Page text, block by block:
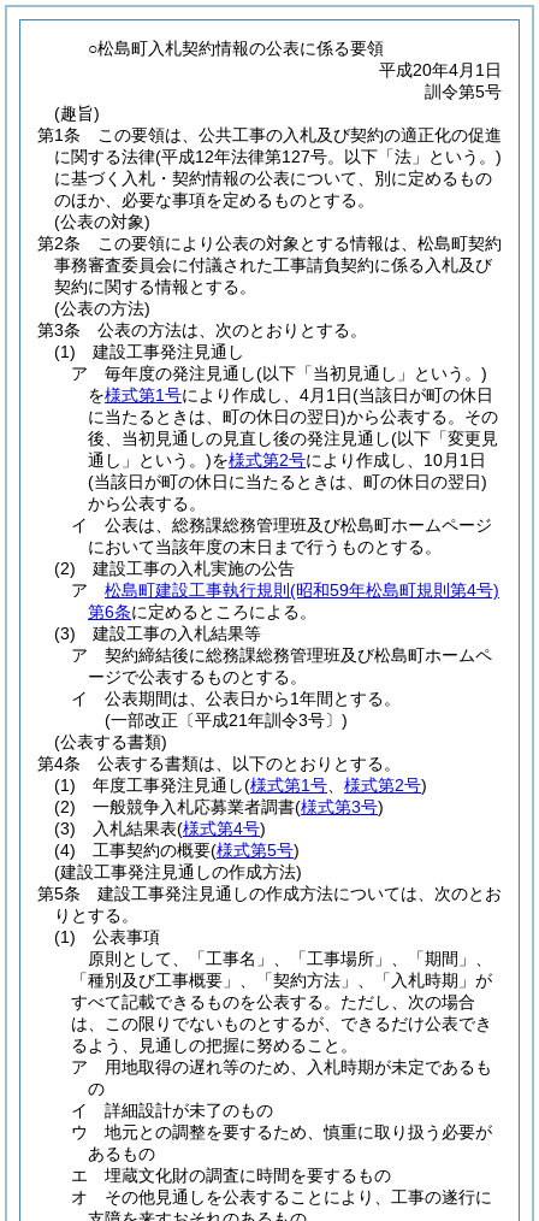
○松島町入札契約情報の公表に係る要領
平成20年4月1日
訓令第5号
(趣旨)
第1条
この要領は、公共工事の入札及び契約の適正化の促進
に関する法律(平成12年法律第127号。以下「法」という。)
に基づく入札・契約情報の公表について、別に定めるもの
のほか、必要な事項を定めるものとする。
(公表の対象)
第2条
この要領により公表の対象とする情報は、松島町契約
事務審査委員会に付議された工事請負契約に係る入札及び
契約に関する情報とする。
(公表の方法)
第3条
公表の方法は、次のとおりとする。
(1)
建設工事発注見通し
ア
毎年度の発注見通し(以下「当初見通し」という。)
を様式第1号により作成し、4月1日(当該日が町の休日
に当たるときは、町の休日の翌日)から公表する。 その
後、当初見通しの見直し後の発注見通し(以下「変更見
通し」という。)を様式第2号により作成し、10月1日
(当該日が町の休日に当たるときは、町の休日の翌日)
から公表する。
イ
公表は、総務課総務管理班及び松島町ホームページ
において当該年度の末日まで行うものとする。
(2)
建設工事の入札実施の公告
ア
松島町建設工事執行規則 (昭和59年松島町規則第4号)
第6条に定めるところによる。
(3)
建設工事の入札結果等
ア
契約締結後に総務課総務管理班及び松島町ホームペ
ージで公表するものとする。
イ
公表期間は、公表日から1年間とする。
(一部改正〔平成21年訓令3号〕)
(公表する書類)
第4条
公表する書類は、以下のとおりとする。
(1)
年度工事発注見通し(様式第1号 様式第2号)
(2)
一般競争入札応募業者調書(様式第3号)
(3)
入札結果表(様式第4号)
(4)
工事契約の概要(様式第5号)
(建設工事発注見通しの作成方法)
第5条
建設工事発注見通しの作成方法については、次のとお
りとする。
(1)
公表事項
原則として、「工事名」、「工事場所」、「期間」、
「種別及び工事概要」、「契約方法」、「入札時期」が
すべて記載できるものを公表する。ただし、次の場合
は、この限りでないものとするが、できるだけ公表でき
るよう、見通しの把握に努めること。
ア
用地取得の遅れ等のため、入札時期が未定であるも
の
イ
詳細設計が未了のもの
ウ
地元との調整を要するため、慎重に取り扱う必要が
あるもの
エ
埋蔵文化財の調査に時間を要するもの
オ
その他見通しを公表することにより、工事の遂行に